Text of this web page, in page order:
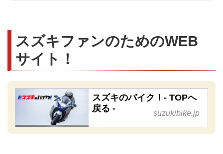
スズキファンのためのWEB
サイト！
スズキのバイク！- TOPへ
戻る -
suzukibike.jp